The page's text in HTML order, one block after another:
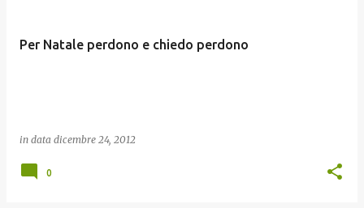
Per Natale perdono e chiedo perdono
in data dicembre 24, 2012
0